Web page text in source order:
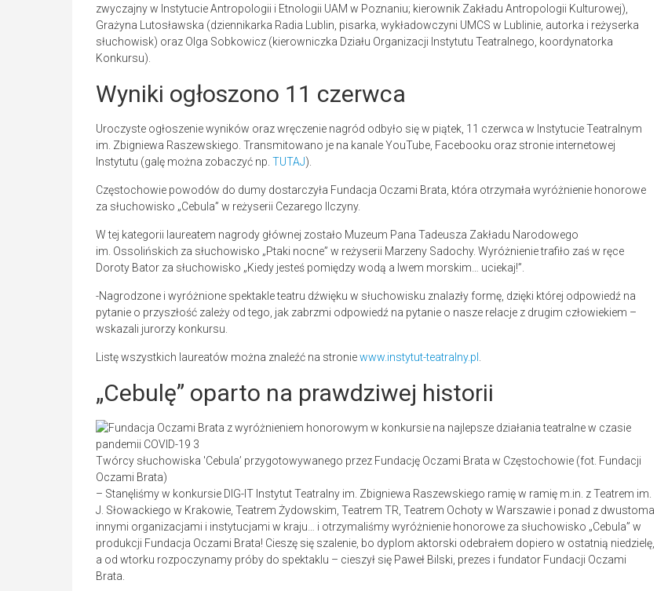
zwyczajny w Instytucie Antropologii i Etnologii UAM w Poznaniu; kierownik Zakładu Antropologii Kulturowej),
Grażyna Lutosławska (dziennikarka Radia Lublin, pisarka, wykładowczyni UMCS w Lublinie, autorka i reżyserka
słuchowisk) oraz Olga Sobkowicz (kierowniczka Działu Organizacji Instytutu Teatralnego, koordynatorka
Konkursu).
Wyniki ogłoszono 11 czerwca
Uroczyste ogłoszenie wyników oraz wręczenie nagród odbyło się w piątek, 11 czerwca w Instytucie Teatralnym
im. Zbigniewa Raszewskiego. Transmitowano je na kanale YouTube, Facebooku oraz stronie internetowej
Instytutu (galę można zobaczyć np. TUTAJ).
Częstochowie powodów do dumy dostarczyła Fundacja Oczami Brata, która otrzymała wyróżnienie honorowe
za słuchowisko „Cebula” w reżyserii Cezarego Ilczyny.
W tej kategorii laureatem nagrody głównej zostało Muzeum Pana Tadeusza Zakładu Narodowego
im. Ossolińskich za słuchowisko „Ptaki nocne” w reżyserii Marzeny Sadochy. Wyróżnienie trafiło zaś w ręce
Doroty Bator za słuchowisko „Kiedy jesteś pomiędzy wodą a lwem morskim… uciekaj!”.
-Nagrodzone i wyróżnione spektakle teatru dźwięku w słuchowisku znalazły formę, dzięki której odpowiedź na
pytanie o przyszłość zależy od tego, jak zabrzmi odpowiedź na pytanie o nasze relacje z drugim człowiekiem –
wskazali jurorzy konkursu.
Listę wszystkich laureatów można znaleźć na stroniewww.instytut-teatralny.pl .
„Cebulę” oparto na prawdziwej historii
Twórcy słuchowiska 'Cebula’ przygotowywanego przez Fundację Oczami Brata w Częstochowie (fot. Fundacji
Oczami Brata)
– Stanęliśmy w konkursie DIG-IT Instytut Teatralny im. Zbigniewa Raszewskiego ramię w ramię m.in. z Teatrem im.
J. Słowackiego w Krakowie, Teatrem Żydowskim, Teatrem TR, Teatrem Ochoty w Warszawie i ponad z dwustoma
innymi organizacjami i instytucjami w kraju… i otrzymaliśmy wyróżnienie honorowe za słuchowisko „Cebula” w
produkcji Fundacja Oczami Brata! Cieszę się szalenie, bo dyplom aktorski odebrałem dopiero w ostatnią niedzielę,
a od wtorku rozpoczynamy próby do spektaklu – cieszył się Paweł Bilski, prezes i fundator Fundacji Oczami
Brata.